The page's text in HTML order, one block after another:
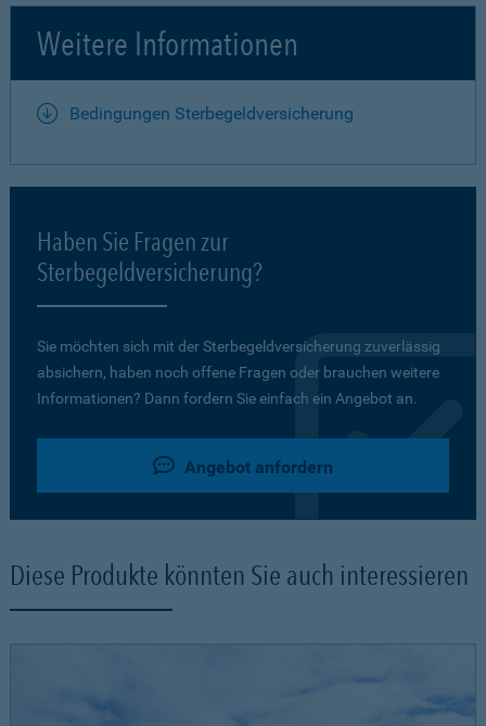
Weitere Informationen
Bedingungen Sterbegeldversicherung
Haben Sie Fragen zur
Sterbegeldversicherung?
Sie möchten sich mit der Sterbegeldversicherung zuverlässig
absichern, haben noch offene Fragen oder brauchen weitere
Informationen? Dann fordern Sie einfach ein Angebot an.
Angebot anfordern
Diese Produkte könnten Sie auch interessieren